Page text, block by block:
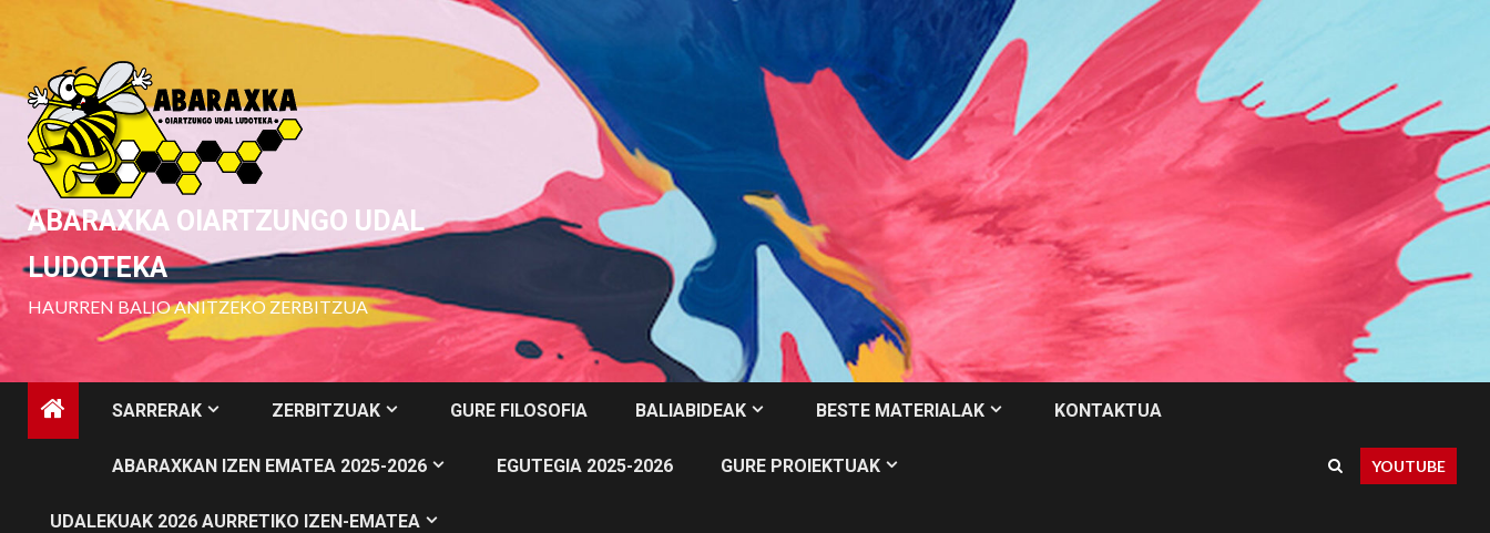
to
content
ABARAXKA OIARTZUNGO UDAL
LUDOTEKA
HAURREN BALIO ANITZEKO ZERBITZUA
SARRERAK ZERBITZUAK GURE FILOSOFIA BALIABIDEAK BESTE MATERIALAK KONTAKTUA
ABARAXKAN IZEN EMATEA 2025-2026 EGUTEGIA 2025-2026 GURE PROIEKTUAK
UDALEKUAK 2026 AURRETIKO IZEN-EMATEA
YOUTUBE